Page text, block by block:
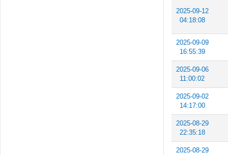
2025-09-12
04:18:08
2025-09-09
16:55:39
2025-09-06
11:00:02
2025-09-02
14:17:00
2025-08-29
22:35:18
2025-08-29